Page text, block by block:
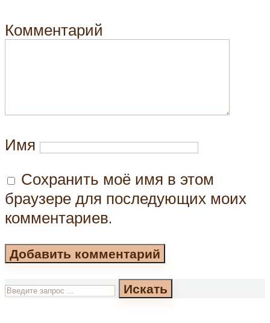
Комментарий
Имя
Сохранить моё имя в этом
браузере для последующих моих
комментариев.
Искать